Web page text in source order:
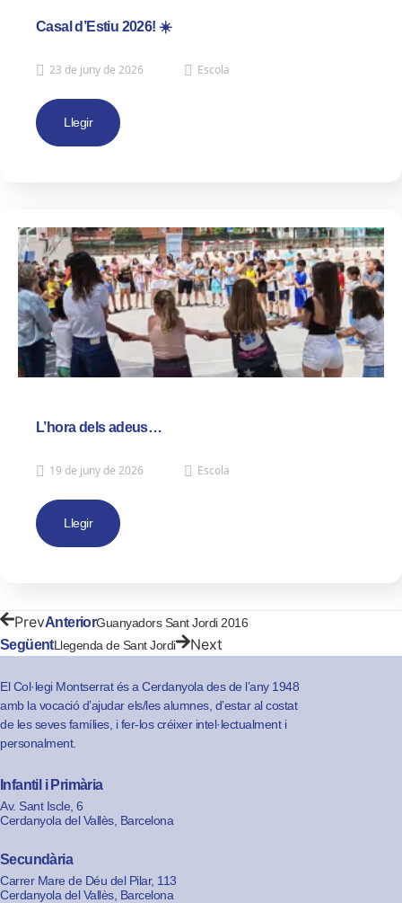
Casal d’Estiu 2026! ☀️
23 de juny de 2026 Escola
Llegir
L’hora dels adeus…
19 de juny de 2026 Escola
Llegir
PrevAnteriorGuanyadors Sant Jordi 2016
SegüentLlegenda de Sant Jordi Next
El Col·legi Montserrat és a Cerdanyola des de l’any 1948
amb la vocació d’ajudar els/les alumnes, d’estar al costat
de les seves famílies, i fer-los créixer intel·lectualment i
personalment.
Infantil i Primària
Av. Sant Iscle, 6
Cerdanyola del Vallès, Barcelona
Secundària
Carrer Mare de Déu del Pilar, 113
Cerdanyola del Vallès, Barcelona